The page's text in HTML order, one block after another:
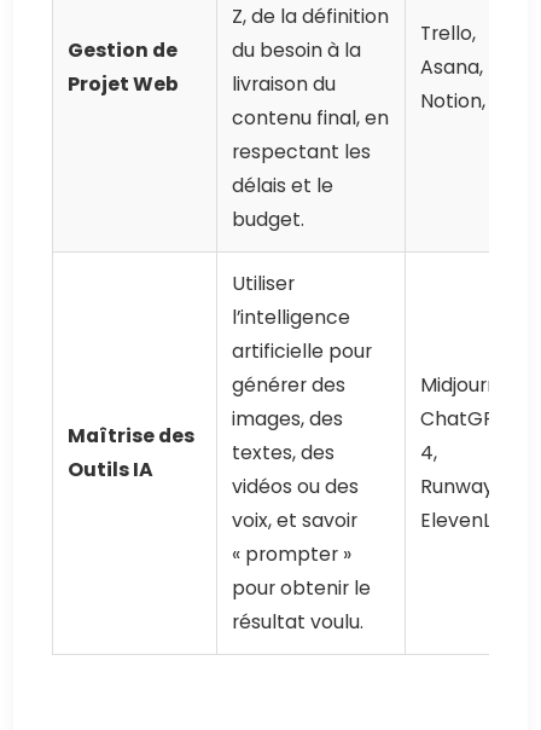
Gestion de
Projet Web
Z, de la définition
du besoin à la
livraison du
contenu final, en
respectant les
délais et le
budget.
Trello,
Asana,
Notion, Jira
Maîtrise des
Outils IA
Utiliser
l’intelligence
artificielle pour
générer des
images, des
textes, des
vidéos ou des
voix, et savoir
« prompter »
pour obtenir le
résultat voulu.
Midjourney,
ChatGPT-
4,
RunwayML,
ElevenLabs